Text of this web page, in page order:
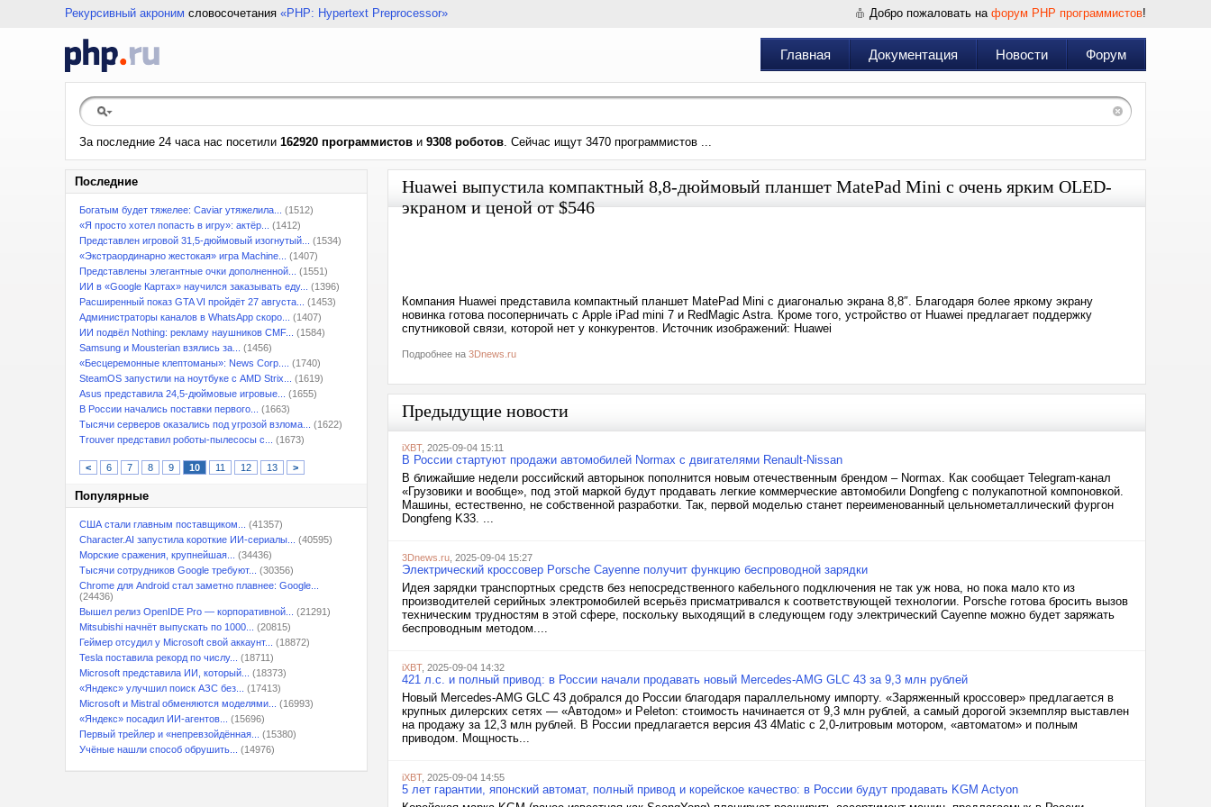
Рекурсивный акроним словосочетания «PHP: Hypertext Preprocessor» Добро пожаловать на форум PHP программистов!
Главная Документация Новости Форум
За последние 24 часа нас посетили 162920 программистов и 9308 роботов. Сейчас ищут 3470 программистов ...
Последние
Богатым будет тяжелее: Caviar утяжелила...
(1512)
«Я просто хотел попасть в игру»: актёр...
(1412)
Представлен игровой 31,5-дюймовый изогнутый...
(1534)
«Экстраординарно жестокая» игра Machine...
(1407)
Представлены элегантные очки дополненной...
(1551)
ИИ в «Google Картах» научился заказывать еду...
(1396)
Расширенный показ GTA VI пройдёт 27 августа...
(1453)
Администраторы каналов в WhatsApp скоро...
(1407)
ИИ подвёл Nothing: рекламу наушников CMF...
(1584)
Samsung и Mousterian взялись за...
(1456)
«Бесцеремонные клептоманы»: News Corp....
(1740)
SteamOS запустили на ноутбуке с AMD Strix...
(1619)
Asus представила 24,5-дюймовые игровые...
(1655)
В России начались поставки первого...
(1663)
Тысячи серверов оказались под угрозой взлома...
(1622)
Trouver представил роботы-пылесосы с...
(1673)
< 6 7 8 9 10 11 12 13 >
Популярные
США стали главным поставщиком...
(41357)
Character.AI запустила короткие ИИ-сериалы...
(40595)
Морские сражения, крупнейшая...
(34436)
Тысячи сотрудников Google требуют...
(30356)
Chrome для Android стал заметно плавнее: Google...
(24436)
Вышел релиз OpenIDE Pro — корпоративной...
(21291)
Mitsubishi начнёт выпускать по 1000...
(20815)
Геймер отсудил у Microsoft свой аккаунт...
(18872)
Tesla поставила рекорд по числу...
(18711)
Microsoft представила ИИ, который...
(18373)
«Яндекс» улучшил поиск АЗС без...
(17413)
Microsoft и Mistral обменяются моделями...
(16993)
«Яндекс» посадил ИИ-агентов...
(15696)
Первый трейлер и «непревзойдённая...
(15380)
Учёные нашли способ обрушить...
(14976)
Huawei выпустила компактный 8,8-дюймовый планшет MatePad Mini с очень ярким OLED-
экраном и ценой от $546
Компания Huawei представила компактный планшет MatePad Mini с диагональю экрана 8,8″. Благодаря более яркому экрану
новинка готова посоперничать с Apple iPad mini 7 и RedMagic Astra. Кроме того, устройство от Huawei предлагает поддержку
спутниковой связи, которой нет у конкурентов. Источник изображений: Huawei
Подробнее на 3Dnews.ru
Предыдущие новости
iXBT, 2025-09-04 15:11
В России стартуют продажи автомобилей Normax с двигателями Renault-Nissan
В ближайшие недели российский авторынок пополнится новым отечественным брендом – Normax. Как сообщает Telegram-канал
«Грузовики и вообще», под этой маркой будут продавать легкие коммерческие автомобили Dongfeng с полукапотной компоновкой.
Машины, естественно, не собственной разработки. Так, первой моделью станет переименованный цельнометаллический фургон
Dongfeng K33. ...
3Dnews.ru , 2025-09-04 15:27
Электрический кроссовер Porsche Cayenne получит функцию беспроводной зарядки
Идея зарядки транспортных средств без непосредственного кабельного подключения не так уж нова, но пока мало кто из
производителей серийных электромобилей всерьёз присматривался к соответствующей технологии. Porsche готова бросить вызов
техническим трудностям в этой сфере, поскольку выходящий в следующем году электрический Cayenne можно будет заряжать
беспроводным методом....
iXBT, 2025-09-04 14:32
421 л.с. и полный привод: в России начали продавать новый Mercedes-AMG GLC 43 за 9,3 млн рублей
Новый Mercedes-AMG GLC 43 добрался до России благодаря параллельному импорту. «Заряженный кроссовер» предлагается в
крупных дилерских сетях — «Автодом» и Peleton: стоимость начинается от 9,3 млн рублей, а самый дорогой экземпляр выставлен
на продажу за 12,3 млн рублей. В России предлагается версия 43 4Matic с 2,0-литровым мотором, «автоматом» и полным
приводом. Мощность...
iXBT, 2025-09-04 14:55
5 лет гарантии, японский автомат, полный привод и корейское качество: в России будут продавать KGM Actyon